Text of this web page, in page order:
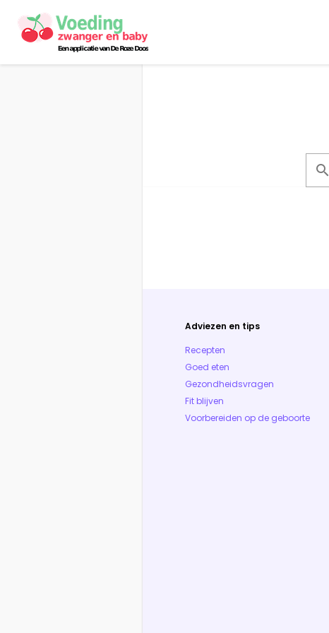
Adviezen en tips
Recepten
Goed eten
Gezondheidsvragen
Fit blijven
Voorbereiden op de geboorte